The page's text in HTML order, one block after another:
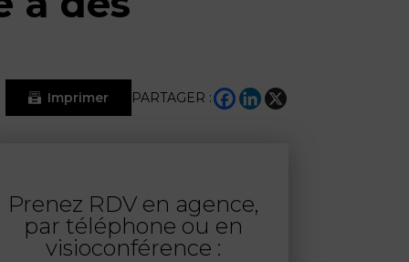
Imprimer PARTAGER :
Prenez RDV en agence,
par téléphone ou en
visioconférence :